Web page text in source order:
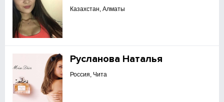
Казахстан, Алматы
Русланова Наталья
Россия, Чита